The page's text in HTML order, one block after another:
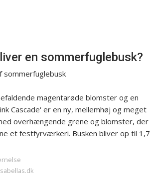
en sommerfuglebusk?
sommerfuglebusk
magentarøde blomster og en
Cascade' er en ny, mellemhøj og meget
overhængende grene og blomster, der
et festfyrværkeri. Busken bliver op til 1,7